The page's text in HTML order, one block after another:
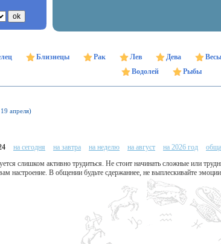
Близнецы Рак Лев Дева Весы
Водолей
Рыбы
апреля)
на сегодня на завтра на неделю на август на 2026 год
слишком активно трудиться. Не стоит начинать сложные или
настроение. В общении будьте сдержаннее, не выплескивайте